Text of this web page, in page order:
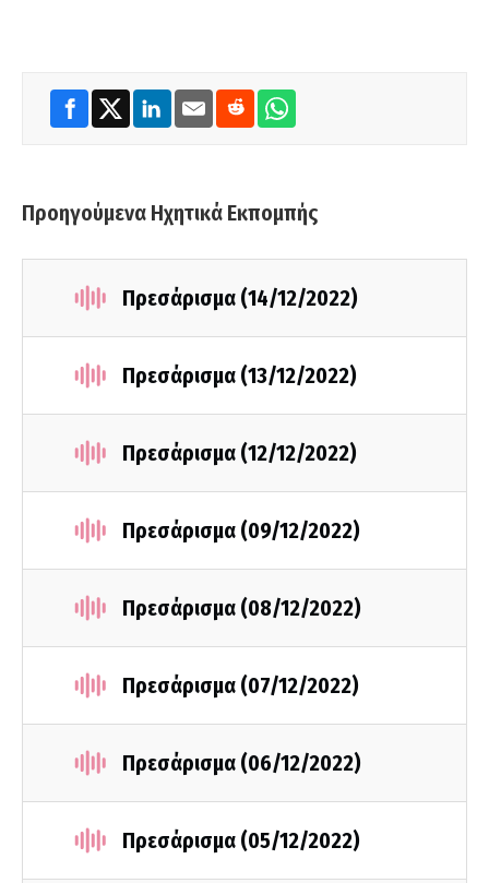
Προηγούμενα Ηχητικά Εκπομπής
Πρεσάρισμα (14/12/2022)
Πρεσάρισμα (13/12/2022)
Πρεσάρισμα (12/12/2022)
Πρεσάρισμα (09/12/2022)
Πρεσάρισμα (08/12/2022)
Πρεσάρισμα (07/12/2022)
Πρεσάρισμα (06/12/2022)
Πρεσάρισμα (05/12/2022)